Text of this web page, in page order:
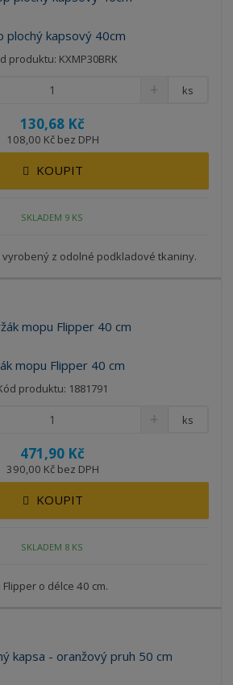
plochý kapsový 40cm
produktu: KXMP30BRK
130,68 Kč
108,00 Kč bez DPH
ks
KOUPIT
SKLADEM 9 KS
z odolné podkladové tkaniny.
mopu Flipper 40 cm
produktu: 1881791
471,90 Kč
390,00 Kč bez DPH
ks
KOUPIT
SKLADEM 8 KS
o délce 40 cm.